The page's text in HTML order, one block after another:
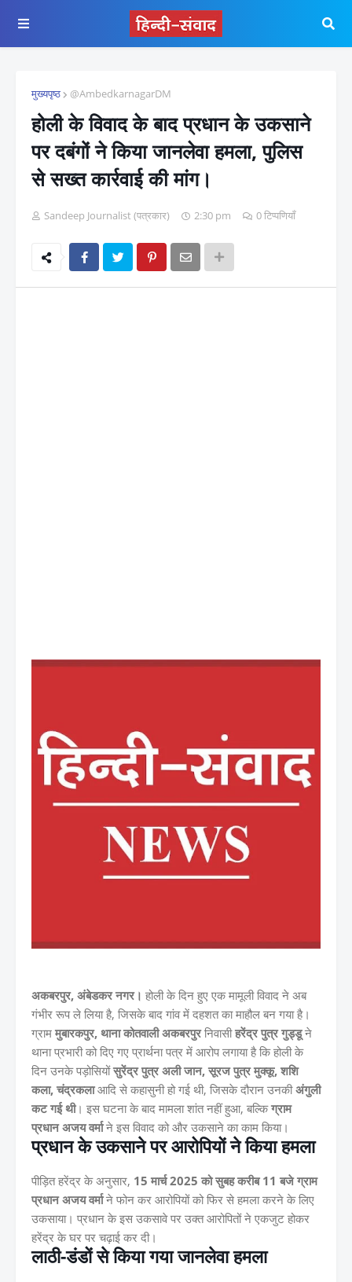
मुख्यपृष्ठ @AmbedkarnagarDM
होली के विवाद के बाद प्रधान के उकसाने
पर दबंगों ने किया जानलेवा हमला, पुलिस
से सख्त कार्रवाई की मांग।
Sandeep Journalist (पत्रकार) 2:30 pm 0 टिप्पणियाँ
अकबरपुर, अंबेडकर नगर। होली के दिन हुए एक मामूली विवाद ने अब
गंभीर रूप ले लिया है, जिसके बाद गांव में दहशत का माहौल बन गया है।
ग्राम मुबारकपुर, थाना कोतवाली अकबरपुरनिवासीहरेंद्र पुत्र गुड्डूने
थाना प्रभारी को दिए गए प्रार्थना पत्र में आरोप लगाया है कि होली के
दिन उनके पड़ोसियोंसुरेंद्र पुत्र अली जान, सूरज पुत्र मुक्कू, शशि
कला, चंद्रकलाआदि से कहासुनी हो गई थी, जिसके दौरान उनकीअंगुली
कट गई थी। इस घटना के बाद मामला शांत नहीं हुआ, बल्किग्राम
प्रधान अजय वर्माने इस विवाद को और उकसाने का काम किया।
प्रधान के उकसाने पर आरोपियों ने किया हमला
पीड़ित हरेंद्र के अनुसार, 15 मार्च 2025 को सुबह करीब 11 बजे ग्राम
प्रधान अजय वर्माने फोन कर आरोपियों को फिर से हमला करने के लिए
उकसाया। प्रधान के इस उकसावे पर उक्त आरोपितों ने एकजुट होकर
हरेंद्र के घर पर चढ़ाई कर दी।
लाठी-डंडों से किया गया जानलेवा हमला